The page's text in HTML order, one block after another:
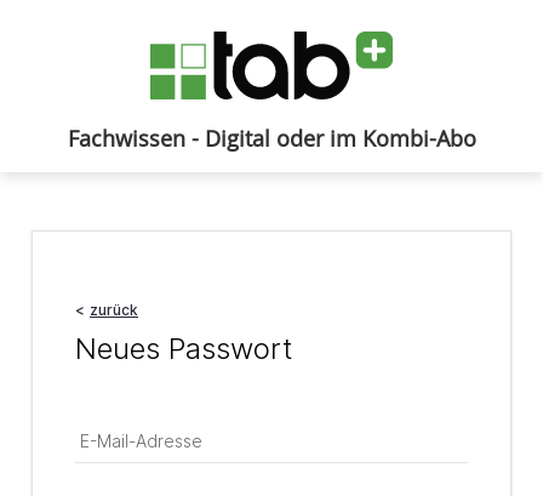
Fachwissen - Digital oder im Kombi-Abo